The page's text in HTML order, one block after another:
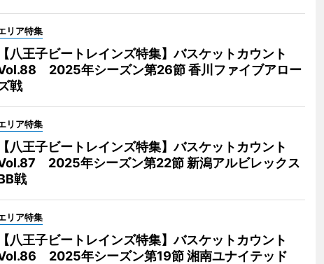
リア特集
【八王子ビートレインズ特集】バスケットカウント
2025年シーズン第26節 香川ファイブアロー
ズ戦
リア特集
【八王子ビートレインズ特集】バスケットカウント
2025年シーズン第22節 新潟アルビレックス
戦
リア特集
【八王子ビートレインズ特集】バスケットカウント
2025年シーズン第19節 湘南ユナイテッド